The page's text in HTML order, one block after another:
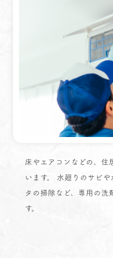
床やエアコンなどの、住
います。 水廻りのサビ
タの掃除など、専用の洗
す。